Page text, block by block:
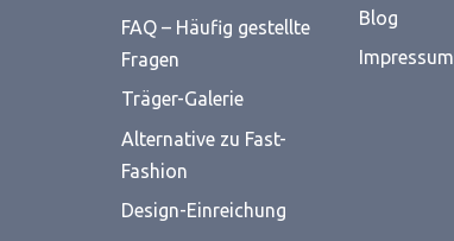
FAQ – Häufig gestellte
Fragen
Träger-Galerie
Alternative zu Fast-
Fashion
Design-Einreichung
Blog
Impressum